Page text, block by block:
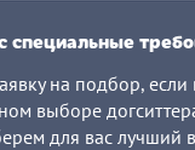
специальные
на подбор, если
выборе
для вас лучший